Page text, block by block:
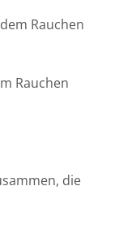
Rauchen
Rauchen
die